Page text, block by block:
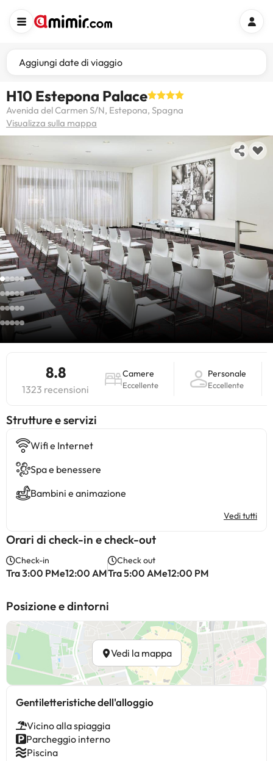
Aggiungi date di viaggio
H10 Estepona Palace
Avenida del Carmen S/N, Estepona, Spagna
Visualizza sulla mappa
8.8
1323 recensioni
Camere
Eccellente
Personale
Eccellente
​Strutture e servizi
Wifi e Internet
Spa e benessere
Bambini e animazione
Vedi tutti
Orari di check-in e check-out
Check-in
Tra 3:00 PMe12:00 AM
Check out
Tra 5:00 AMe12:00 PM
Posizione e dintorni
Vedi la mappa
Gentiletteristiche dell'alloggio
Vicino alla spiaggia
Parcheggio interno
Piscina